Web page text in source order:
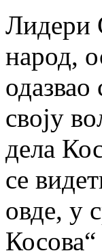
Лидери
народ,
своју
дела
се
овде, у